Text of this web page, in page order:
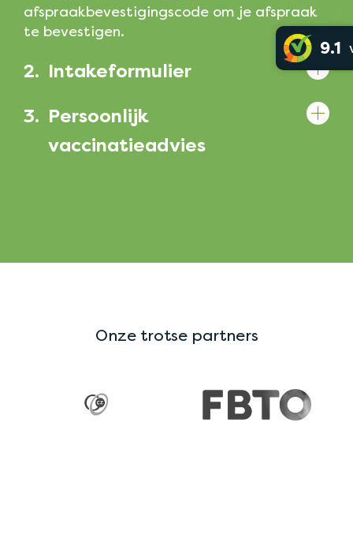
afspraakbevestigingscode om je afspraak
te bevestigen.
2. Intakeformulier
3. Persoonlijk
vaccinatieadvies
Onze trotse partners
9.1